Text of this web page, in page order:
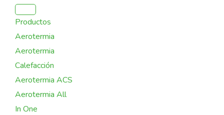
contenido
Productos
Aerotermia
Aerotermia
Calefacción
Aerotermia ACS
Aerotermia All
In One